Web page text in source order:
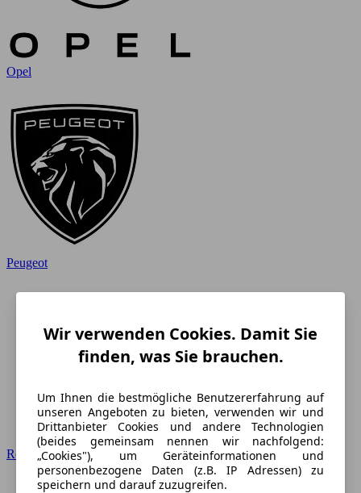
Opel
Peugeot
Renault
Wir verwenden Cookies. Damit Sie
finden, was Sie brauchen.
Um Ihnen die bestmögliche Benutzererfahrung auf
unseren Angeboten zu bieten, verwenden wir und
Drittanbieter Cookies und andere Technologien
(beides gemeinsam nennen wir nachfolgend:
„Cookies"), um Geräteinformationen und
personenbezogene Daten (z.B. IP Adressen) zu
speichern und darauf zuzugreifen.